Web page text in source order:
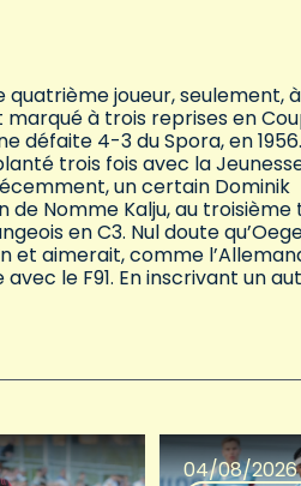
quatrième joueur, seulement, à
à trois reprises en
défaite 4-3 du Spora, en 1956.
trois fois avec la
un certain Dominik
Nomme Kalju, au troisième
en C3. Nul doute
et aimerait, comme
le F91. En inscrivant un
04/08/2026